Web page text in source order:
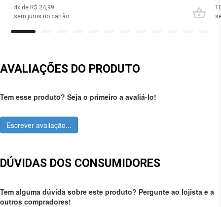
4x de R$ 24,99
sem juros no cartão
AVALIAÇÕES DO PRODUTO
Tem esse produto? Seja o primeiro a avaliá-lo!
Escrever avaliação...
DÚVIDAS DOS CONSUMIDORES
Tem alguma dúvida sobre este produto? Pergunte ao lojista e a
outros compradores!